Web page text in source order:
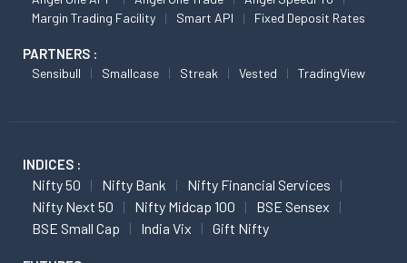
Margin Trading Facility
Smart API Fixed Deposit Rates
PARTNERS :
Sensibull Smallcase Streak Vested TradingView
INDICES :
Nifty 50 Nifty Bank
Nifty Financial Services
Nifty Next 50
Nifty Midcap 100
BSE Sensex
BSE Small Cap
India Vix Gift Nifty